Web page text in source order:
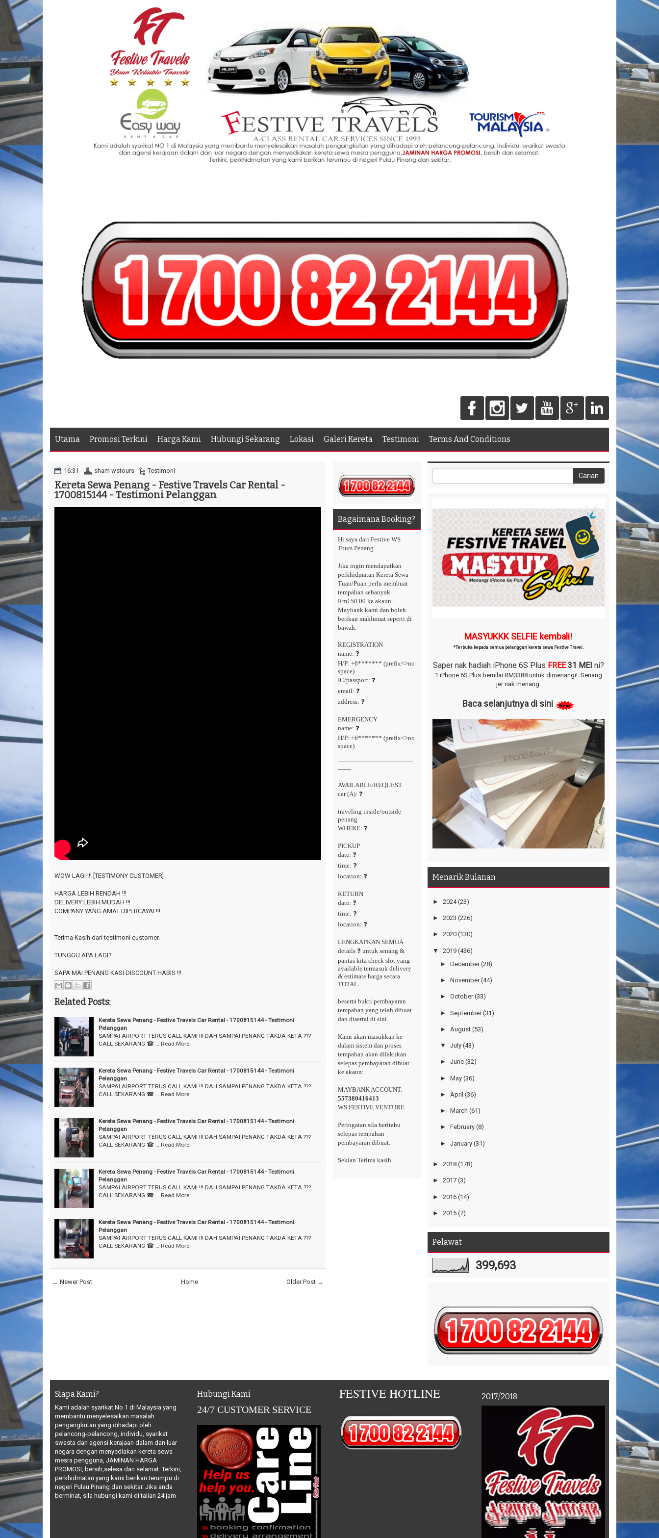
Utama Promosi Terkini Harga Kami Hubungi Sekarang Lokasi Galeri Kereta Testimoni Terms And Conditions
16:31 sham wstours Testimoni
Kereta Sewa Penang - Festive Travels Car Rental -
1700815144 - Testimoni Pelanggan
WOW LAGI !!! [TESTIMONY CUSTOMER]
HARGA LEBIH RENDAH !!!
DELIVERY LEBIH MUDAH !!!
COMPANY YANG AMAT DIPERCAYAI !!!
Terima Kasih dari testimoni customer.
TUNGGU APA LAGI?
SAPA MAI PENANG KASI DISCOUNT HABIS !!!
Related Posts:
Kereta Sewa Penang - Festive Travels Car Rental - 1700815144 - Testimoni
Pelanggan
SAMPAI AIRPORT TERUS CALL KAMI !!! DAH SAMPAI PENANG TAKDA KETA ???
CALL SEKARANG ☎ … Read More
Kereta Sewa Penang - Festive Travels Car Rental - 1700815144 - Testimoni
Pelanggan
SAMPAI AIRPORT TERUS CALL KAMI !!! DAH SAMPAI PENANG TAKDA KETA ???
CALL SEKARANG ☎ … Read More
Kereta Sewa Penang - Festive Travels Car Rental - 1700815144 - Testimoni
Pelanggan
SAMPAI AIRPORT TERUS CALL KAMI !!! DAH SAMPAI PENANG TAKDA KETA ???
CALL SEKARANG ☎ … Read More
Kereta Sewa Penang - Festive Travels Car Rental - 1700815144 - Testimoni
Pelanggan
SAMPAI AIRPORT TERUS CALL KAMI !!! DAH SAMPAI PENANG TAKDA KETA ???
CALL SEKARANG ☎ … Read More
Kereta Sewa Penang - Festive Travels Car Rental - 1700815144 - Testimoni
Pelanggan
SAMPAI AIRPORT TERUS CALL KAMI !!! DAH SAMPAI PENANG TAKDA KETA ???
CALL SEKARANG ☎ … Read More
← Newer Post Older Post →
Home
Bagaimana Booking?
Hi saya dari Festive WS
Tours Penang.
Jika ingin mendapatkan
perkhidmatan Kereta Sewa
Tuan/Puan perlu membuat
tempahan sebanyak
Rm150.00 ke akaun
Maybank kami dan boleh
berikan maklumat seperti di
bawah.
REGISTRATION
name: ❓
H/P: +6******* (prefix<>no
space)
IC/passport: ❓
email: ❓
address: ❓
EMERGENCY
name: ❓
H/P: +6******* (prefix<>no
space)
─────────────────
───
AVAILABLE/REQUEST
car (A): ❓
traveling inside/outside
penang
WHERE: ❓
PICKUP
date: ❓
time: ❓
location: ❓
RETURN
date: ❓
time: ❓
location: ❓
LENGKAPKAN SEMUA
details ❓ untuk senang &
pantas kita check slot yang
available termasuk delivery
& estimate harga secara
TOTAL.
beserta bukti pembayaran
tempahan yang telah dibuat
dan disertai di sini.
Kami akan masukkan ke
dalam sistem dan proses
tempahan akan dilakukan
selepas pembayaran dibuat
ke akaun:
MAYBANK ACCOUNT:
557380416413
WS FESTIVE VENTURE
Peringatan sila beritahu
selepas tempahan
pembayaran dibuat.
Sekian Terima kasih.
MASYUKKK SELFIE kembali!
*Terbuka kepada semua pelanggan kereta sewa Festive Travel.
Saper nak hadiah iPhone 6S Plus FREE 31 MEI ni?
1 iPhone 6S Plus bernilai RM3388 untuk dimenangi!. Senang
jer nak menang.
Baca selanjutnya di sini
Menarik Bulanan
► 2024 (23)
► 2023 (226)
► 2020 (130)
▼ 2019 (436)
►December (28)
►November (44)
►October (33)
►September (31)
► August (53)
▼ July (43)
►June (32)
►May (36)
► April (36)
►March (61)
►February (8)
►January (31)
► 2018 (178)
► 2017 (3)
► 2016 (14)
► 2015 (7)
Pelawat
399,693
Siapa Kami?
Kami adalah syarikat No 1 di Malaysia yang
membantu menyelesaikan masalah
pengangkutan yang dihadapi oleh
pelancong-pelancong, individu, syarikat
swasta dan agensi kerajaan dalam dan luar
negara dengan menyediakan kereta sewa
mesra pengguna, JAMINAN HARGA
PROMOSI, bersih,selesa dan selamat. Terkini,
perkhidmatan yang kami berikan terumpu di
negeri Pulau Pinang dan sekitar. Jika anda
berminat, sila hubungi kami di talian 24 jam
Hubungi Kami
24/7 CUSTOMER SERVICE
FESTIVE HOTLINE 2017/2018